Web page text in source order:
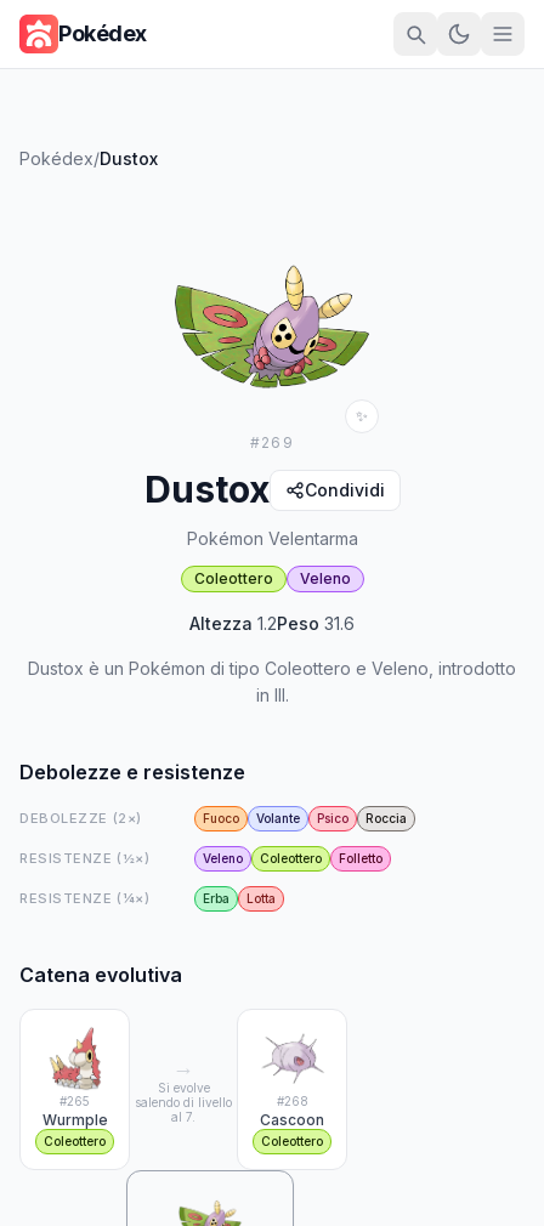
Pokédex
Pokédex/Dustox
✨
#269
Dustox Condividi
Pokémon Velentarma
Coleottero Veleno
Altezza 1.2Peso 31.6
Dustox è un Pokémon di tipo Coleottero e Veleno, introdotto
in III.
Debolezze e resistenze
DEBOLEZZE (2×) Fuoco Volante Psico Roccia
RESISTENZE (½×) Veleno Coleottero Folletto
RESISTENZE (¼×) Erba Lotta
Catena evolutiva
#265
Wurmple
Coleottero
→
Si evolve
salendo di livello
al 7.
#268
Cascoon
Coleottero